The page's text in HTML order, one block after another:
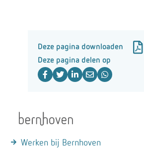
Deze pagina downloaden
Deze pagina delen op
Werken bij Bernhoven